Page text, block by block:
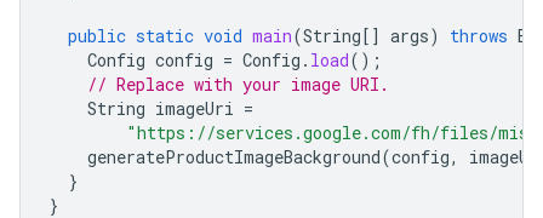
public static void main(String[] args) throws
Config config = Config . load();
// Replace with your image URI.
String imageUri =
"https://services.google.com/fh/files/misc/
generateProductImageBackground(config,
}
}